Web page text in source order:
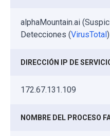
alphaMountain.ai
Detecciones (VirusTotal)
DIRECCIÓN IP DE
172.67.131.109
NOMBRE DEL PROCESO